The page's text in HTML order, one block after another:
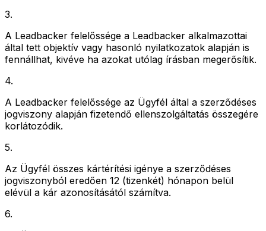
3.
A Leadbacker felelőssége a Leadbacker alkalmazottai
által tett objektív vagy hasonló nyilatkozatok alapján is
fennállhat, kivéve ha azokat utólag írásban megerősítik.
4.
A Leadbacker felelőssége az Ügyfél által a szerződéses
jogviszony alapján fizetendő ellenszolgáltatás összegére
korlátozódik.
5.
Az Ügyfél összes kártérítési igénye a szerződéses
jogviszonyból eredően 12 (tizenkét) hónapon belül
elévül a kár azonosításától számítva.
6.